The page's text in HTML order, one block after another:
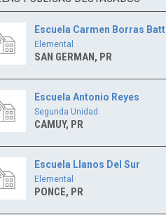
Escuela Carmen Borras
Elemental
SAN GERMAN, PR
Escuela Antonio Reyes
Segunda Unidad
CAMUY, PR
Escuela Llanos Del Sur
Elemental
PONCE, PR